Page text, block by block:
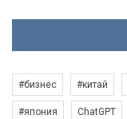
#бизнес #китай
#япония ChatGPT